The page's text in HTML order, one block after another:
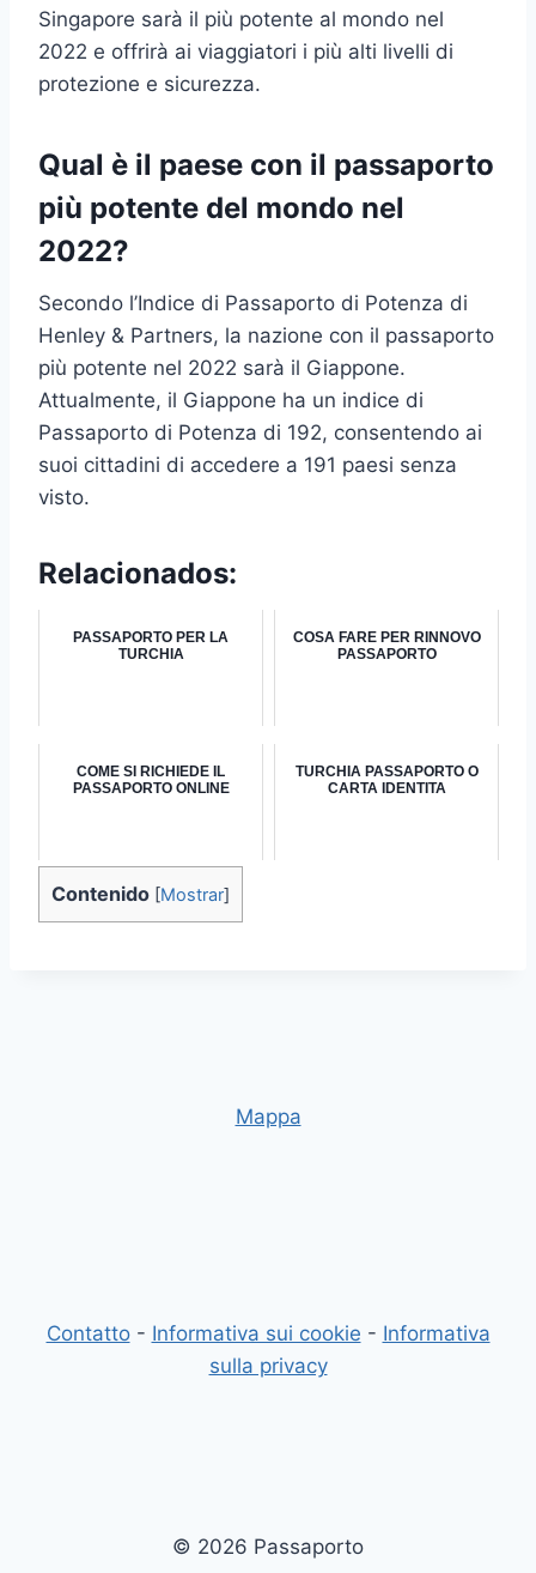
Singapore sarà il più potente al mondo nel
2022 e offrirà ai viaggiatori i più alti livelli di
protezione e sicurezza.
Qual è il paese con il passaporto
più potente del mondo nel
2022?
Secondo l’Indice di Passaporto di Potenza di
Henley & Partners, la nazione con il passaporto
più potente nel 2022 sarà il Giappone.
Attualmente, il Giappone ha un indice di
Passaporto di Potenza di 192, consentendo ai
suoi cittadini di accedere a 191 paesi senza
visto.
Relacionados:
PASSAPORTO PER LA
TURCHIA
COSA FARE PER RINNOVO
PASSAPORTO
COME SI RICHIEDE IL
PASSAPORTO ONLINE
TURCHIA PASSAPORTO O
CARTA IDENTITA
Contenido [Mostrar]
Mappa
Contatto- Informativa sui cookie - Informativa
sulla privacy
© 2026 Passaporto